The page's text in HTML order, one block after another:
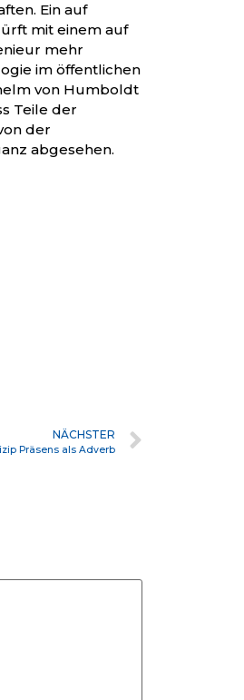
Ein auf
mit einem auf
mehr
im öffentlichen
Teile der
der
abgesehen.
NÄCHSTER
Präsens als Adverb